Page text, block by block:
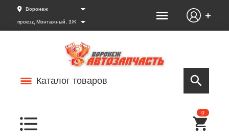
Воронеж
проезд Монтажный, 3Ж
Каталог товаров
0